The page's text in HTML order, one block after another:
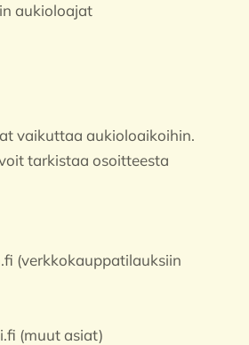
aukioloajat
vaikuttaa aukioloaikoihin.
tarkistaa osoitteesta
(verkkokauppatilauksiin
(muut asiat)